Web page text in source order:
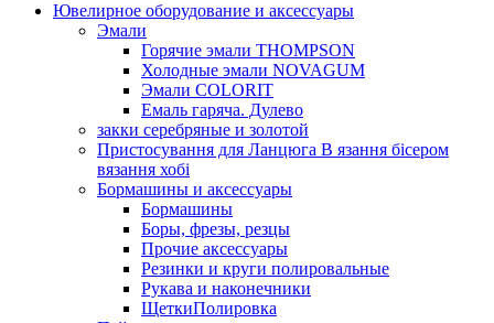
Ювелирное оборудование и аксессуары
Эмали
Горячие эмали THOMPSON
Холодные эмали NOVAGUM
Эмали COLORIT
Емаль гаряча. Дулево
закки серебряные и золотой
Пристосування для Ланцюга В язання бісером
вязання хобі
Бормашины и аксессуары
Бормашины
Боры, фрезы, резцы
Прочие аксессуары
Резинки и круги полировальные
Рукава и наконечники
ЩеткиПолировка